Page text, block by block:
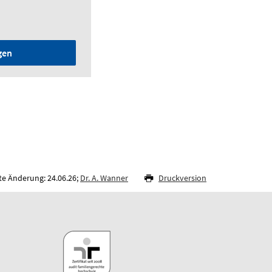
Änderung: 24.06.26; Dr. A. Wanner Druckversion